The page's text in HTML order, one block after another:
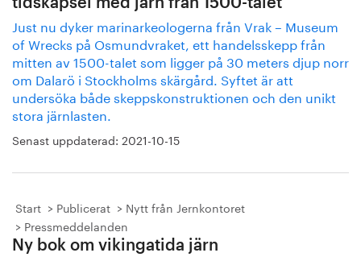
tidskapsel med järn från 1500-talet
Just nu dyker marinarkeologerna från Vrak – Museum
of Wrecks på Osmundvraket, ett handelsskepp från
mitten av 1500-talet som ligger på 30 meters djup norr
om Dalarö i Stockholms skärgård. Syftet är att
undersöka både skeppskonstruktionen och den unikt
stora järnlasten.
Senast uppdaterad: 2021-10-15
Start Publicerat
Nytt från Jernkontoret
Pressmeddelanden
Ny bok om vikingatida järn